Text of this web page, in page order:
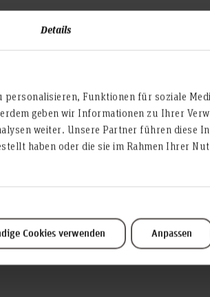
Details
Funktionen für soziale
geben wir Informationen zu Ihrer
weiter. Unsere Partner führen diese
haben oder die sie im Rahmen Ihrer
Cookies verwenden Anpassen
gebäudeintegrierte
29.05.2026 Bornemann
Bachelor-/Masterarbeit -
intelligenter Assistenten
...für Praxisphasen /
20.07.2026 ZF Group
Bereich
...als Werkstudent*innen